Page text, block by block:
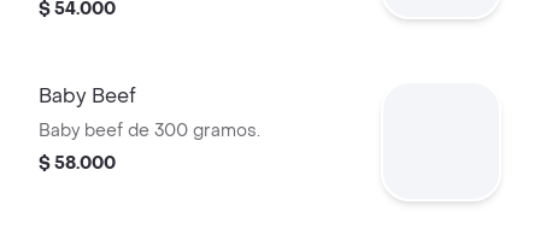
$ 54.000
Baby Beef
Baby beef de 300 gramos.
$ 58.000